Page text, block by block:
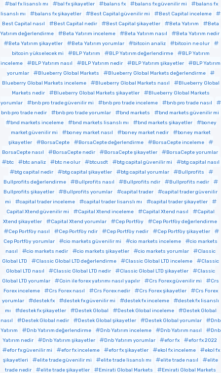
bal fx lisanslı mı
bal fx şikayetler balans fx balans fx güvenilir mi
balans fx
lisanslı mı
balans fx şikayetler Best Capital güvenilir mi
Best Capital inceleme
Best Capital nasıl
Best Capital nedir Best Capital şikayetler Beta Yatırım
Beta
Yatırım değerlendirme
Beta Yatırım inceleme Beta Yatırım nasıl
Beta Yatırım nedir
Beta Yatırım şikayetler
Beta Yatırım yorumlar bitcoin analiz
bitcoin ne olur
bitcoin yükselecek mi
BLP Yatırım BLP Yatırım değerlendirme
BLP Yatırım
inceleme
BLP Yatırım nasıl BLP Yatırım nedir BLP Yatırım şikayetler
BLP Yatırım
yorumlar
Blueberry Global Markets
Blueberry Global Markets değerlendirme
Blueberry Global Markets inceleme
Blueberry Global Markets nasıl
Blueberry Global
Markets nedir
Blueberry Global Markets şikayetler
Blueberry Global Markets
yorumlar
bnb pro trade güvenilir mi bnb pro trade inceleme
bnb pro trade nasıl
bnb pro trade nedir
bnb pro trade yorumlar bnd markets
bnd markets güvenilir mi
bnd markets inceleme
bnd markets lisanslı mı bnd markets şikayetler
boney
market güvenilir mi
boney market nasıl boney market nedir
boney market
şikayetler
BorsaCepte BorsaCepte değerlendirme
BorsaCepte inceleme
BorsaCepte nasıl
BorsaCepte nedir BorsaCepte şikayetler
BorsaCepte yorumlar
btc
btc analiz btc ne olur btcusdt btg capital güvenilir mi
btg capital nasıl
btg capital nedir
btg capital şikayetler btg capital yorumlar
Bullprofits
Bullprofits değerlendirme
Bullprofits nasıl Bullprofits ndir
Bullprofits nedir
Bullprofits şikayetler
Bullprofits yorumlar capital trader
capital trader güvenilir
mi
capital trader inceleme capital trader lisanslı mı
capital trader şikayetler
Capital Xtend güvenilir mi
Capital Xtend inceleme Capital Xtend nasıl
Capital
Xtend şikayetler
Capital Xtend yorumlar Cep Portföy
Cep Portföy değerlendirme
Cep Portföy nasıl
Cep Portföy ndir Cep Portföy nedir
Cep Portföy şikayetler
Cep Portföy yorumlar
cio markets güvenilir mi cio markets inceleme
cio markets
nasıl
cio markets nedir cio markets şikayetler cio markets yorumlar
Classic
Global LTD
Classic Global LTD değerlendirme Classic Global LTD inceleme
Classic
Global LTD nasıl
Classic Global LTD nedir Classic Global LTD şikayetler
Classic
Global LTD yorumlar
Coin ile forex yatırımı nasıl yapılır Crs Forex güvenilir mi
Crs
Forex inceleme
Crs Forex nasıl Crs Forex nedir Crs Forex şikayetler
Crs Forex
yorumlar
destek fx destek fx güvenilir mi destek fx inceleme
destek fx lisanslı
mı
destek fx şikayetler Destek Global Destek Global inceleme
Destek Global
nasıl
Destek Global nedir Destek Global şikayetler Destek Global yorumlar
Dnb
Yatırım
Dnb Yatırım değerlendirme Dnb Yatırım inceleme Dnb Yatırım nasıl
Dnb
Yatırım nedir
Dnb Yatırım şikayetler Dnb Yatırım yorumlar efor fx
efor fx 2022
efor fx güvenilir mi
efor fx inceleme efor fx şikayetler ekol fx inceleme
ekol fx
şikayetleri
elite trade güvenilir mi elite trade lisanslı mı elite trade nasıl
elite
trade nedir
elite trade şikayetler Emirati Global Markets Emirati Global Markets